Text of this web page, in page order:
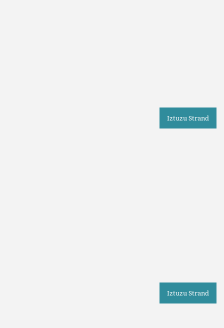
Iztuzu Strand
Iztuzu Strand